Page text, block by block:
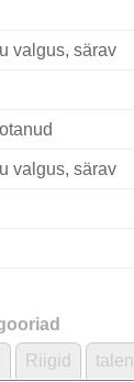
valgus, särav
valgus, särav
Riigid talen